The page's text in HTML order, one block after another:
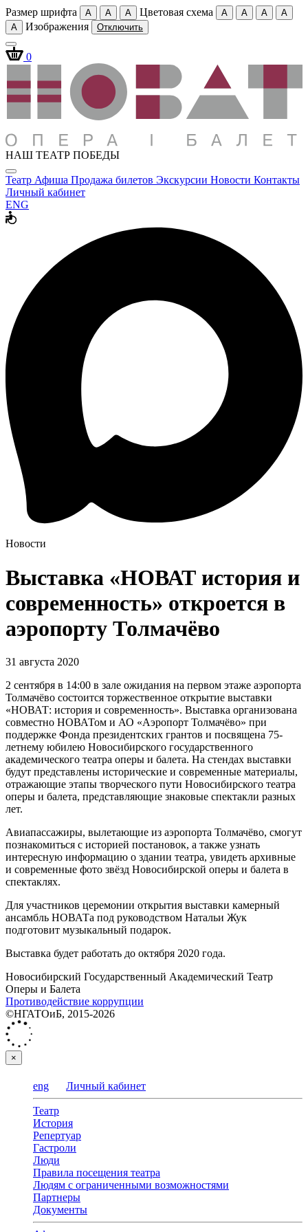
Размер шрифта A A A Цветовая схема A A A
A
A
Изображения Отключить
0
НАШ ТЕАТР ПОБЕДЫ
Театр Афиша Продажа билетов Экскурсии Новости Контакты
Личный кабинет
ENG
Новости
Выставка «НОВАТ история и
современность» откроется в
аэропорту Толмачёво
31 августа 2020
2 сентября в 14:00 в зале ожидания на первом этаже аэропорта
Толмачёво состоится торжественное открытие выставки
«НОВАТ: история и современность». Выставка организована
совместно НОВАТом и АО «Аэропорт Толмачёво» при
поддержке Фонда президентских грантов и посвящена 75-
летнему юбилею Новосибирского государственного
академического театра оперы и балета. На стендах выставки
будут представлены исторические и современные материалы,
отражающие этапы творческого пути Новосибирского театра
оперы и балета, представляющие знаковые спектакли разных
лет.
Авиапассажиры, вылетающие из аэропорта Толмачёво, смогут
познакомиться с историей постановок, а также узнать
интересную информацию о здании театра, увидеть архивные
и современные фото звёзд Новосибирской оперы и балета в
спектаклях.
Для участников церемонии открытия выставки камерный
ансамбль НОВАТа под руководством Натальи Жук
подготовит музыкальный подарок.
Выставка будет работать до октября 2020 года.
Новосибирский Государственный Академический Театр
Оперы и Балета
Противодействие коррупции
©НГАТОиБ, 2015-2026
×
eng Личный кабинет
Театр
История
Репертуар
Гастроли
Люди
Правила посещения театра
Людям с ограниченными возможностями
Партнеры
Документы